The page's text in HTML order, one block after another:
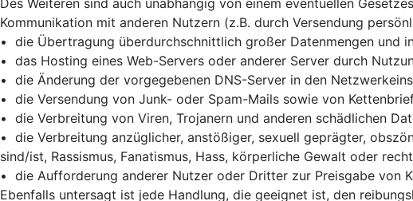
Des Weiteren sind auch unabhängig von einem eventuellen
Kommunikation mit anderen Nutzern (z.B. durch Versendung
• die Übertragung überdurchschnittlich großer Datenmengen und
• das Hosting eines Web-Servers oder anderer Server durch
• die Änderung der vorgegebenen DNS-Server in den
• die Versendung von Junk- oder Spam-Mails sowie von
• die Verbreitung von Viren, Trojanern und anderen schädlichen
• die Verbreitung anzüglicher, anstößiger, sexuell geprägter,
sind/ist, Rassismus, Fanatismus, Hass, körperliche Gewalt oder
• die Aufforderung anderer Nutzer oder Dritter zur Preisgabe von
Ebenfalls untersagt ist jede Handlung, die geeignet ist, den